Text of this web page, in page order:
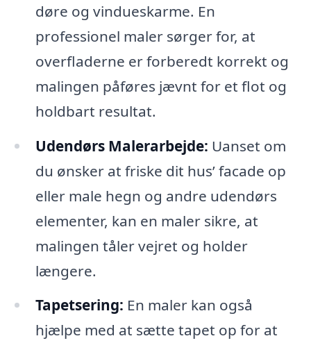
døre og vindueskarme. En
professionel maler sørger for, at
overfladerne er forberedt korrekt og
malingen påføres jævnt for et flot og
holdbart resultat.
Udendørs Malerarbejde: Uanset om
du ønsker at friske dit hus’ facade op
eller male hegn og andre udendørs
elementer, kan en maler sikre, at
malingen tåler vejret og holder
længere.
Tapetsering: En maler kan også
hjælpe med at sætte tapet op for at